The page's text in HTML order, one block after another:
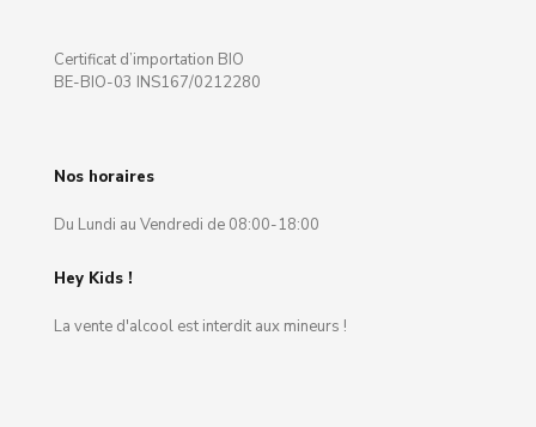
Certificat d’importation BIO
BE-BIO-03 INS167/0212280
Nos horaires
Du Lundi au Vendredi de 08:00-18:00
Hey Kids !
La vente d'alcool est interdit aux mineurs !